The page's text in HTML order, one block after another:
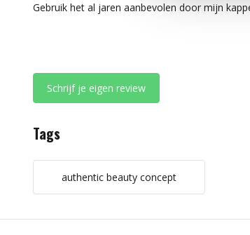
Gebruik het al jaren aanbevolen door mijn
Schrijf je eigen review
Tags
authentic beauty concept